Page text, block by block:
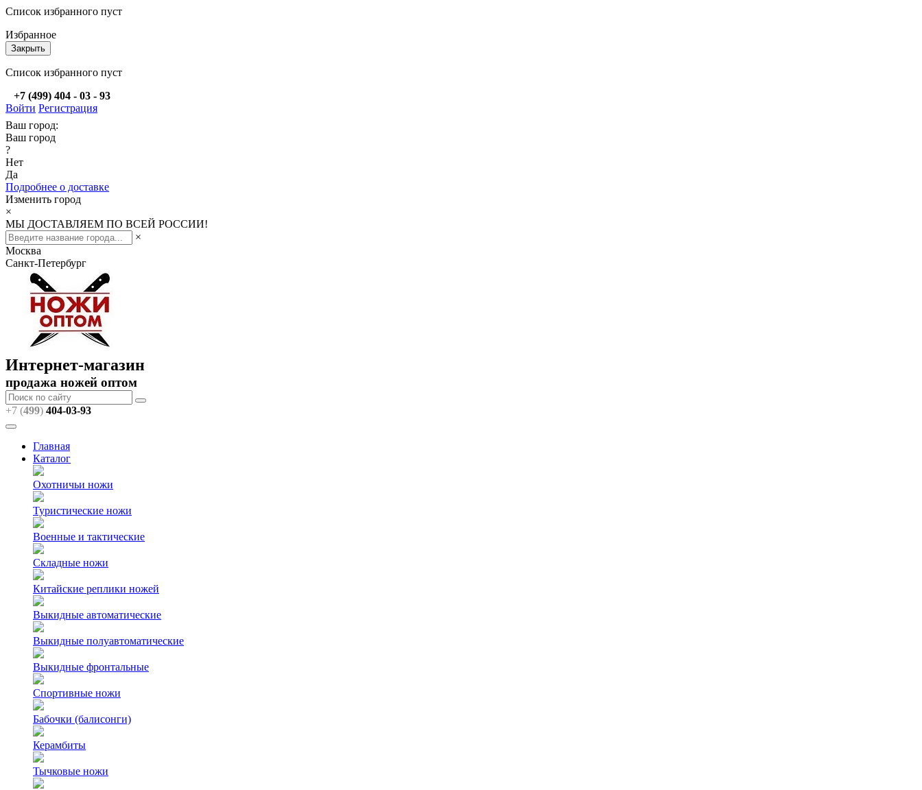
Список избранного пуст
Избранное
Закрыть
Список избранного пуст
+7 (499) 404 - 03 - 93
Войти Регистрация
Ваш город:
Ваш город
?
Нет
Да
Подробнее о доставке
Изменить город
×
МЫ ДОСТАВЛЯЕМ ПО ВСЕЙ РОССИИ!
×
Москва
Санкт-Петербург
Интернет-магазин
продажа ножей оптом
+7 (499) 404-03-93
Главная
Каталог
Охотничьи ножи
Туристические ножи
Военные и тактические
Складные ножи
Китайские реплики ножей
Выкидные автоматические
Выкидные полуавтоматические
Выкидные фронтальные
Спортивные ножи
Бабочки (балисонги)
Керамбиты
Тычковые ножи